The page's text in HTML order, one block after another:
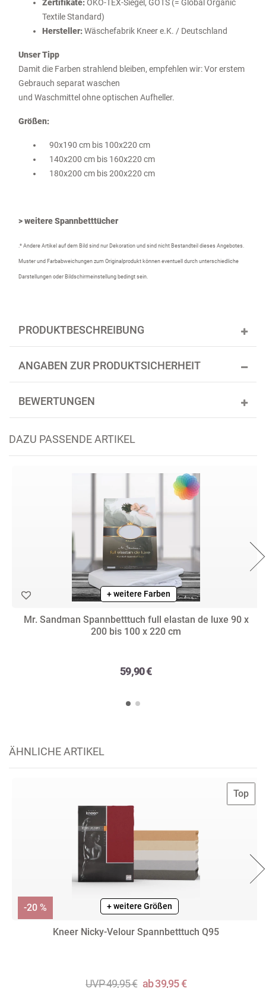
Zertifikate:ÖKO-TEX-Siegel, GOTS (= Global Organic
Textile Standard)
Hersteller:Wäschefabrik Kneer e.K. / Deutschland
Unser Tipp
Damit die Farben strahlend bleiben, empfehlen wir: Vor erstem
Gebrauch separat waschen
und Waschmittel ohne optischen Aufheller.
Größen:
90x190 cm bis 100x220 cm
140x200 cm bis 160x220 cm
180x200 cm bis 200x220 cm
> weitere Spannbetttücher
.* Andere Artikel auf dem Bild sind nur Dekoration und sind nicht Bestandteil dieses Angebotes.
Muster und Farbabweichungen zum Originalprodukt können eventuell durch unterschiedliche
Darstellungen oder Bildschirmeinstellung bedingt sein.
PRODUKTBESCHREIBUNG
ANGABEN ZUR PRODUKTSICHERHEIT
BEWERTUNGEN
DAZU PASSENDE ARTIKEL
+ weitere Farben
Mr. Sandman Spannbetttuch full elastan de luxe 90 x
200 bis 100 x 220 cm
59,90 €
ÄHNLICHE ARTIKEL
Top
+ weitere Farben
+ weitere Größen
Kneer Nicky-Velour Spannbetttuch Q95
UVP 49,95 € ab 39,95 €
-20 %